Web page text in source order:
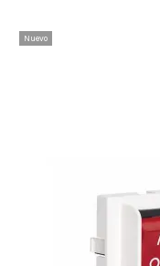
Nuevo